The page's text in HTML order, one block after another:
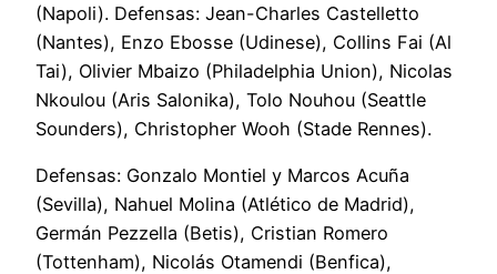
(Napoli). Defensas: Jean-Charles Castelletto
(Nantes), Enzo Ebosse (Udinese), Collins Fai (Al
Tai), Olivier Mbaizo (Philadelphia Union), Nicolas
Nkoulou (Aris Salonika), Tolo Nouhou (Seattle
Sounders), Christopher Wooh (Stade Rennes).
Defensas: Gonzalo Montiel y Marcos Acuña
(Sevilla), Nahuel Molina (Atlético de Madrid),
Germán Pezzella (Betis), Cristian Romero
(Tottenham), Nicolás Otamendi (Benfica),